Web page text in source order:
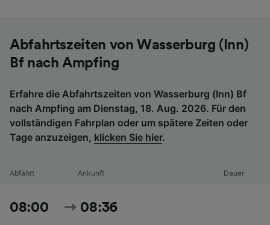
Abfahrtszeiten von Wasserburg (Inn)
Bf nach Ampfing
Erfahre die Abfahrtszeiten von Wasserburg (Inn) Bf
nach Ampfing am Dienstag, 18. Aug. 2026. Für den
vollständigen Fahrplan oder um spätere Zeiten oder
Tage anzuzeigen, klicken Sie hier.
Abfahrt Ankunft Dauer
08:00 08:36